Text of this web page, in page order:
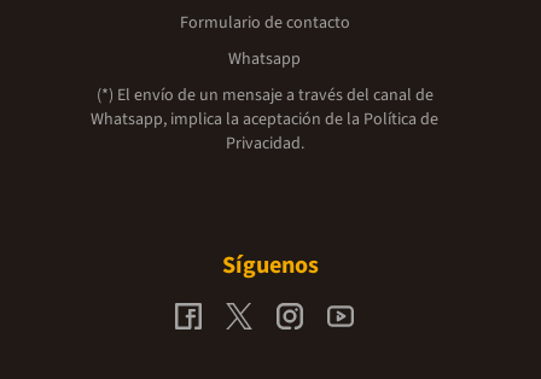
Formulario de contacto
Whatsapp
(*) El envío de un mensaje a través del canal de
Whatsapp, implica la aceptación de la Política de
Privacidad.
Síguenos